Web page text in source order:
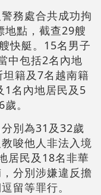
務處合共成功拘
地點，截查29艘
快艇。15名男子
中包括2名內地
籍及7名越南籍
1名內地居民及5
。
別為31及32歲
唆他人非法入境
居民及18名非華
分別涉嫌違反擔
留等罪行。